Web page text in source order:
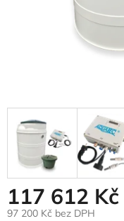
117 612 Kč
97 200 Kč bez DPH